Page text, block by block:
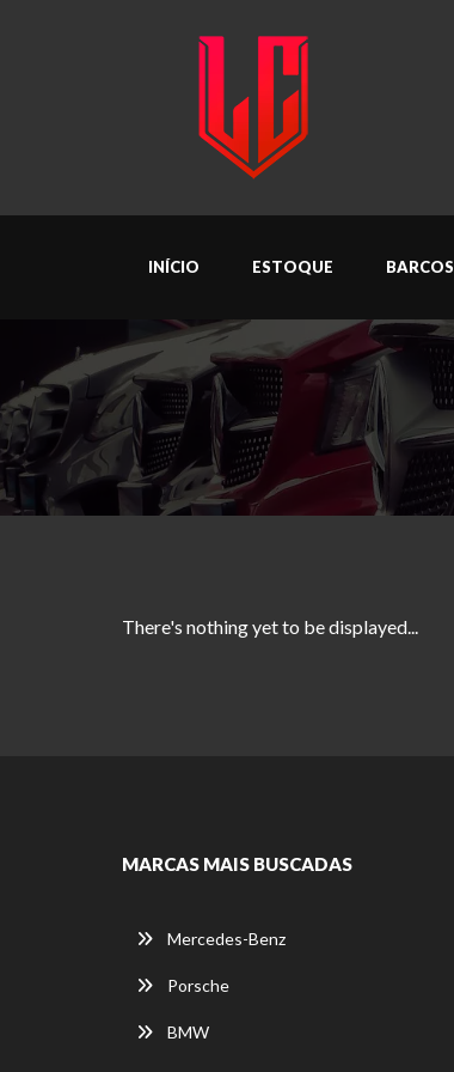
INÍCIO ESTOQUE BARCOS
There's nothing yet to be displayed...
MARCAS MAIS BUSCADAS
Mercedes-Benz
Porsche
BMW